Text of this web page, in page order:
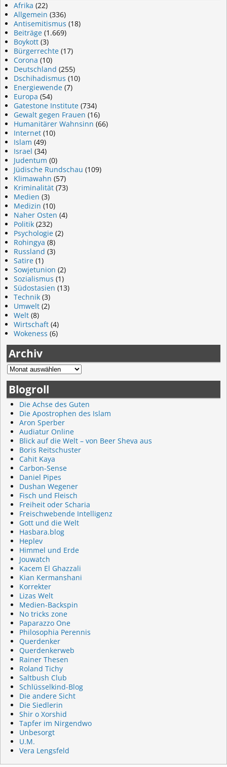
Afrika (22)
Allgemein (336)
Antisemitismus (18)
Beiträge (1.669)
Boykott (3)
Bürgerrechte (17)
Corona (10)
Deutschland (255)
Dschihadismus (10)
Energiewende (7)
Europa (54)
Gatestone Institute (734)
Gewalt gegen Frauen (16)
Humanitärer Wahnsinn (66)
Internet (10)
Islam (49)
Israel (34)
Judentum (0)
Jüdische Rundschau (109)
Klimawahn (57)
Kriminalität (73)
Medien (3)
Medizin (10)
Naher Osten (4)
Politik (232)
Psychologie (2)
Rohingya (8)
Russland (3)
Satire (1)
Sowjetunion (2)
Sozialismus (1)
Südostasien (13)
Technik (3)
Umwelt (2)
Welt (8)
Wirtschaft (4)
Wokeness (6)
Archiv
Blogroll
Die Achse des Guten
Die Apostrophen des Islam
Aron Sperber
Audiatur Online
Blick auf die Welt – von Beer Sheva aus
Boris Reitschuster
Cahit Kaya
Carbon-Sense
Daniel Pipes
Dushan Wegener
Fisch und Fleisch
Freiheit oder Scharia
Freischwebende Intelligenz
Gott und die Welt
Hasbara.blog
Heplev
Himmel und Erde
Jouwatch
Kacem El Ghazzali
Kian Kermanshani
Korrekter
Lizas Welt
Medien-Backspin
No tricks zone
Paparazzo One
Philosophia Perennis
Querdenker
Querdenkerweb
Rainer Thesen
Roland Tichy
Saltbush Club
Schlüsselkind-Blog
Die andere Sicht
Die Siedlerin
Shir o Xorshid
Tapfer im Nirgendwo
Unbesorgt
U.M.
Vera Lengsfeld